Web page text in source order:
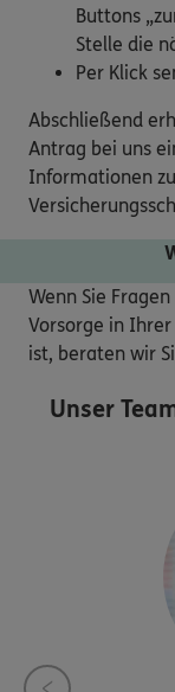
Buttons
Stelle die
Per Klick
Abschließend
Antrag bei uns
Informationen
Wenn Sie
Vorsorge in
ist, beraten wir
Unser